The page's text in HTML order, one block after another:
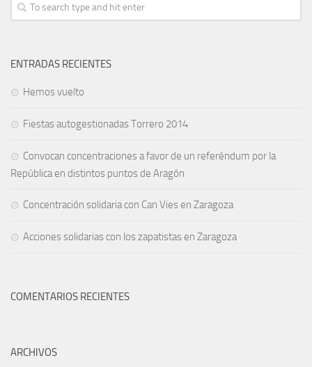
ENTRADAS RECIENTES
Hemos vuelto
Fiestas autogestionadas Torrero 2014
Convocan concentraciones a favor de un referéndum por la
República en distintos puntos de Aragón
Concentración solidaria con Can Vies en Zaragoza
Acciones solidarias con los zapatistas en Zaragoza
COMENTARIOS RECIENTES
ARCHIVOS